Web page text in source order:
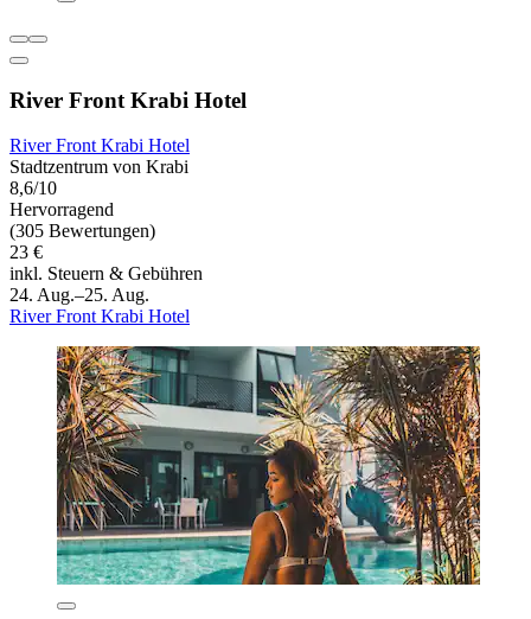
River Front Krabi Hotel
River Front Krabi Hotel
Stadtzentrum von Krabi
8,6/10
Hervorragend
(305 Bewertungen)
23 €
inkl. Steuern & Gebühren
24. Aug.–25. Aug.
River Front Krabi Hotel